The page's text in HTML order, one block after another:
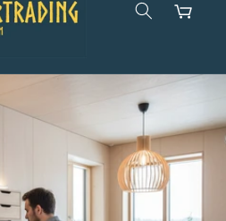
Handlekurv